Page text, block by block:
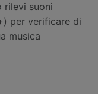
rilevi suoni
per verificare di
musica